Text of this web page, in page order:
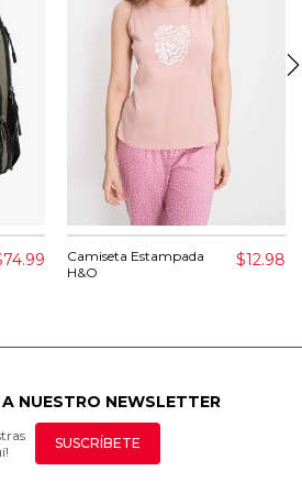
Camiseta Estampada
H&O
$12.98
NUESTRO NEWSLETTER
SUSCRÍBETE